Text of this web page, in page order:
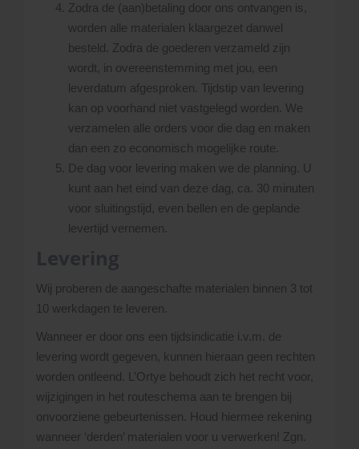
Zodra de (aan)betaling door ons ontvangen is,
worden alle materialen klaargezet danwel
besteld. Zodra de goederen verzameld zijn
wordt, in overeenstemming met jou, een
leverdatum afgesproken. Tijdstip van levering
kan op voorhand niet vastgelegd worden. We
verzamelen alle orders voor die dag en maken
dan een zo economisch mogelijke route.
De dag voor levering maken we de planning. U
kunt aan het eind van deze dag, ca. 30 minuten
voor sluitingstijd, even bellen en de geplande
levertijd vernemen.
Wij proberen de aangeschafte materialen binnen 3 tot
10 werkdagen te leveren.
Wanneer er door ons een tijdsindicatie i.v.m. de
levering wordt gegeven, kunnen hieraan geen rechten
worden ontleend. L’Ortye behoudt zich het recht voor,
wijzigingen in het routeschema aan te brengen bij
onvoorziene gebeurtenissen. Houd hiermee rekening
wanneer ‘derden’ materialen voor u verwerken! Zgn.